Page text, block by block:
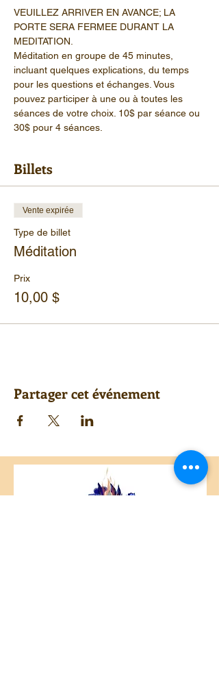
VEUILLEZ ARRIVER EN AVANCE; LA
PORTE SERA FERMEE DURANT LA
MEDITATION.
Méditation en groupe de 45 minutes,
incluant quelques explications, du temps
pour les questions et échanges. Vous
pouvez participer à une ou à toutes les
séances de votre choix. 10$ par séance ou
30$ pour 4 séances.
Billets
Vente expirée
Type de billet
Méditation
Prix
10,00 $
Partager cet événement